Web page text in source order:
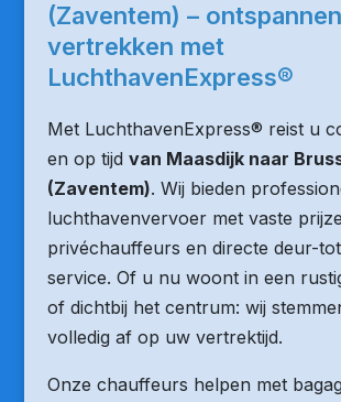
(Zaventem) – ontspannen
vertrekken met
LuchthavenExpress®
Met LuchthavenExpress® reist u
en op tijd van Maasdijk naar
(Zaventem). Wij bieden
luchthavenvervoer met vaste
privéchauffeurs en directe deur-
service. Of u nu woont in een
of dichtbij het centrum: wij
volledig af op uw vertrektijd.
Onze chauffeurs helpen met